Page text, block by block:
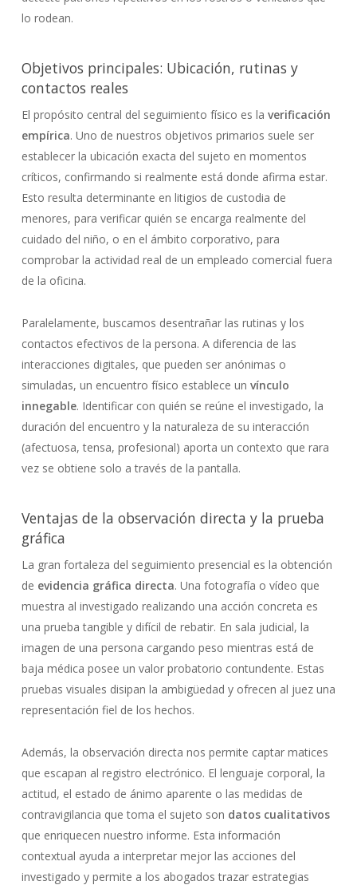
lo rodean.
Objetivos principales: Ubicación, rutinas y
contactos reales
El propósito central del seguimiento físico es la verificación
empírica. Uno de nuestros objetivos primarios suele ser
establecer la ubicación exacta del sujeto en momentos
críticos, confirmando si realmente está donde afirma estar.
Esto resulta determinante en litigios de custodia de
menores, para verificar quién se encarga realmente del
cuidado del niño, o en el ámbito corporativo, para
comprobar la actividad real de un empleado comercial fuera
de la oficina.
Paralelamente, buscamos desentrañar las rutinas y los
contactos efectivos de la persona. A diferencia de las
interacciones digitales, que pueden ser anónimas o
simuladas, un encuentro físico establece un vínculo
innegable. Identificar con quién se reúne el investigado, la
duración del encuentro y la naturaleza de su interacción
(afectuosa, tensa, profesional) aporta un contexto que rara
vez se obtiene solo a través de la pantalla.
Ventajas de la observación directa y la prueba
gráfica
La gran fortaleza del seguimiento presencial es la obtención
de evidencia gráfica directa. Una fotografía o vídeo que
muestra al investigado realizando una acción concreta es
una prueba tangible y difícil de rebatir. En sala judicial, la
imagen de una persona cargando peso mientras está de
baja médica posee un valor probatorio contundente. Estas
pruebas visuales disipan la ambigüedad y ofrecen al juez una
representación fiel de los hechos.
Además, la observación directa nos permite captar matices
que escapan al registro electrónico. El lenguaje corporal, la
actitud, el estado de ánimo aparente o las medidas de
contravigilancia que toma el sujeto son datos cualitativos
que enriquecen nuestro informe. Esta información
contextual ayuda a interpretar mejor las acciones del
investigado y permite a los abogados trazar estrategias